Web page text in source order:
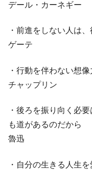
デール・カーネギー
・前進をしない人は
ゲーテ
・行動を伴わない想
チャップリン
・後ろを振り向く必
も道があるのだから
魯迅
・自分の生きる人生